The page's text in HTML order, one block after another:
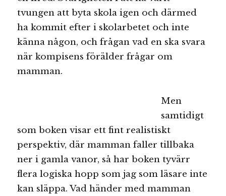
tvungen att byta skola igen och därmed
ha kommit efter i skolarbetet och inte
känna någon, och frågan vad en ska svara
när kompisens förälder frågar om
mamman.
Men
samtidigt
som boken visar ett fint realistiskt
perspektiv, där mamman faller tillbaka
ner i gamla vanor, så har boken tyvärr
flera logiska hopp som jag som läsare inte
kan släppa. Vad händer med mamman